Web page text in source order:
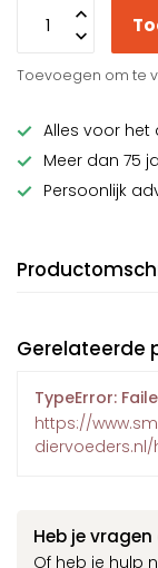
Toevoegen om te
Alles voor het
Meer dan 75
Persoonlijk
Gerelateerde
TypeError:
https://
Heb je
Of heb je hulp